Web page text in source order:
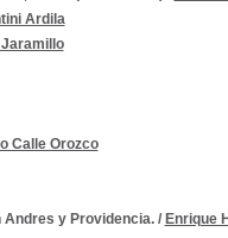
Ardila
Calle Orozco
y Providencia./ Enrique